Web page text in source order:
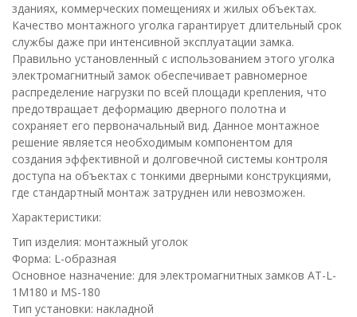
зданиях, коммерческих помещениях и жилых объектах.
Качество монтажного уголка гарантирует длительный срок
службы даже при интенсивной эксплуатации замка.
Правильно установленный с использованием этого уголка
электромагнитный замок обеспечивает равномерное
распределение нагрузки по всей площади крепления, что
предотвращает деформацию дверного полотна и
сохраняет его первоначальный вид. Данное монтажное
решение является необходимым компонентом для
создания эффективной и долговечной системы контроля
доступа на объектах с тонкими дверными конструкциями,
где стандартный монтаж затруднен или невозможен.
Характеристики:
Тип изделия: монтажный уголок
Форма: L-образная
Основное назначение: для электромагнитных замков AT-L-
1M180 и MS-180
Тип установки: накладной